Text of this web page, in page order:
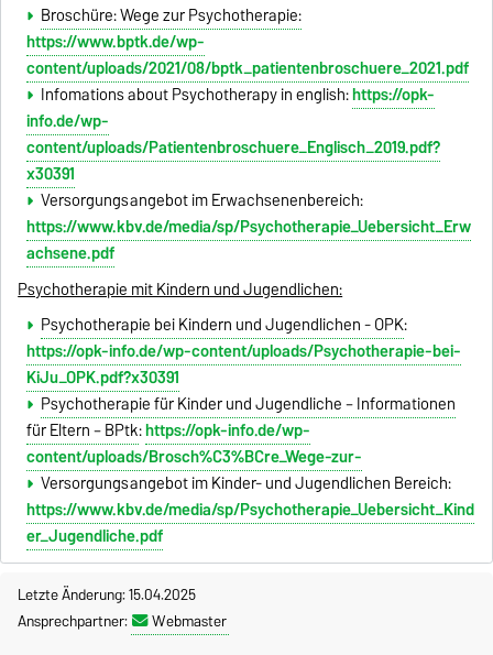
Broschüre: Wege zur Psychotherapie:
https://www.bptk.de/wp-
content/uploads/2021/08/bptk_patientenbroschuere_2021.pdf
Infomations about Psychotherapy in english:https://opk-
info.de/wp-
content/uploads/Patientenbroschuere_Englisch_2019.pdf?
x30391
Versorgungsangebot im Erwachsenenbereich:
https://www.kbv.de/media/sp/Psychotherapie_Uebersicht_Erw
achsene.pdf
Psychotherapie mit Kindern und Jugendlichen:
Psychotherapie bei Kindern und Jugendlichen - OPK:
https://opk-info.de/wp-content/uploads/Psychotherapie-bei-
KiJu_OPK.pdf?x30391
Psychotherapie für Kinder und Jugendliche – Informationen
für Eltern – BPtk:https://opk-info.de/wp-
content/uploads/Brosch%C3%BCre_Wege-zur-
Versorgungsangebot im Kinder- und Jugendlichen Bereich:
https://www.kbv.de/media/sp/Psychotherapie_Uebersicht_Kind
er_Jugendliche.pdf
Letzte Änderung: 15.04.2025
Ansprechpartner:
Webmaster